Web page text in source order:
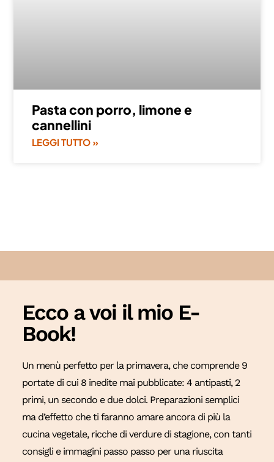
Pasta con porro, limone e
cannellini
LEGGI TUTTO »
Ecco a voi il mio E-
Book!
Un menù perfetto per la primavera, che comprende 9
portate di cui 8 inedite mai pubblicate: 4 antipasti, 2
primi, un secondo e due dolci. Preparazioni semplici
ma d’effetto che ti faranno amare ancora di più la
cucina vegetale, ricche di verdure di stagione, con tanti
consigli e immagini passo passo per una riuscita